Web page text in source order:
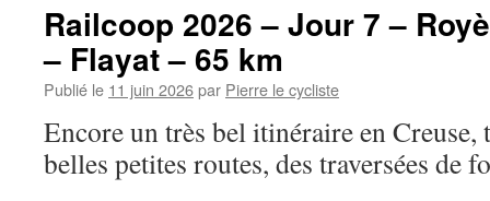
Railcoop 2026 – Jour 7 –
– Flayat – 65 km
Publié le 11 juin 2026par Pierre le cycliste
Encore un très bel itinéraire en Creuse,
belles petites routes, des traversées de